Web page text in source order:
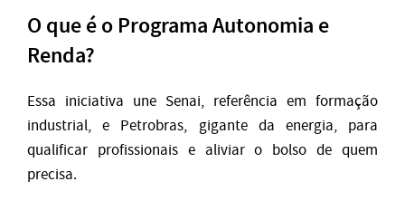
O que é o Programa Autonomia e
Renda?
Essa iniciativa une Senai, referência em formação
industrial, e Petrobras, gigante da energia, para
qualificar profissionais e aliviar o bolso de quem
precisa.